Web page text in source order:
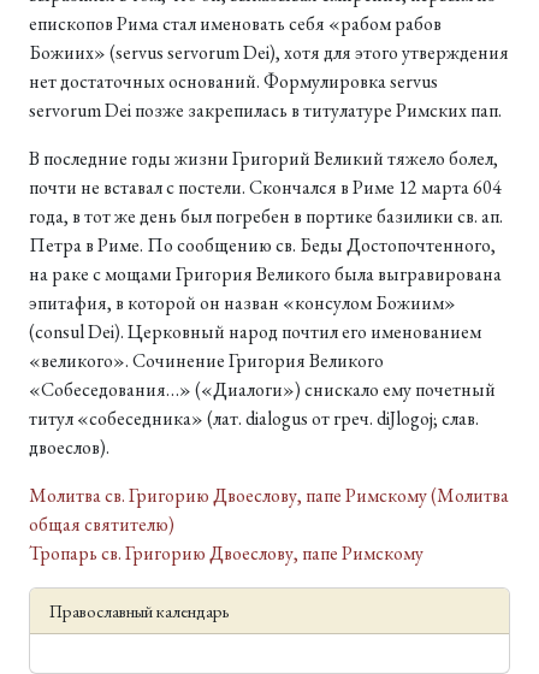
епископов Рима стал именовать себя «рабом рабов
Божиих» (servus servorum Dei), хотя для этого утверждения
нет достаточных оснований. Формулировка servus
servorum Dei позже закрепилась в титулатуре Римских пап.
В последние годы жизни Григорий Великий тяжело болел,
почти не вставал с постели. Скончался в Риме 12 марта 604
года, в тот же день был погребен в портике базилики св. ап.
Петра в Риме. По сообщению св. Беды Достопочтенного,
на раке с мощами Григория Великого была выгравирована
эпитафия, в которой он назван «консулом Божиим»
(consul Dei). Церковный народ почтил его именованием
«великого». Сочинение Григория Великого
«Собеседования…» («Диалоги») снискало ему почетный
титул «собеседника» (лат. dialogus от греч. diЈlogoj; слав.
двоеслов).
Молитва св. Григорию Двоеслову, папе Римскому (Молитва
общая святителю)
Тропарь св. Григорию Двоеслову, папе Римскому
Православный календарь